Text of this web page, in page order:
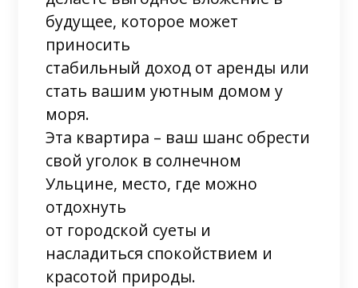
будущее, которое может
приносить
стабильный доход от аренды или
стать вашим уютным домом у
моря.
Эта квартира – ваш шанс обрести
свой уголок в солнечном
Ульцине, место, где можно
отдохнуть
от городской суеты и
насладиться спокойствием и
красотой природы.